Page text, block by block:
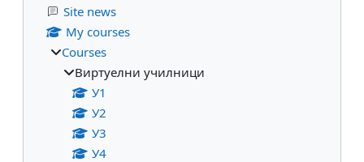
Site news
My courses
Courses
Виртуелни училници
У1
У2
У3
У4